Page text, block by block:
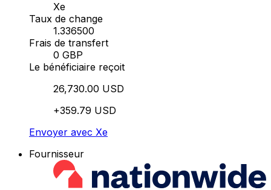
Xe
Taux de change
1.336500
Frais de transfert
0 GBP
Le bénéficiaire reçoit
26,730.00 USD
+359.79 USD
Envoyer avec Xe
Fournisseur